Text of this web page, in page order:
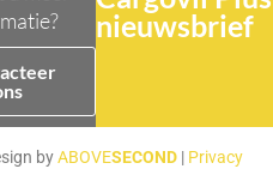
nieuwsbrief
byABOVESECOND | Privacy